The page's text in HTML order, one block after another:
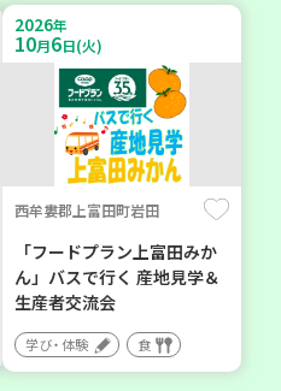
2026年
10月6日(火)
西牟婁郡上富田町岩田
「フードプラン上富田みか
ん」バスで行く 産地見学＆
生産者交流会
学び・体験 食